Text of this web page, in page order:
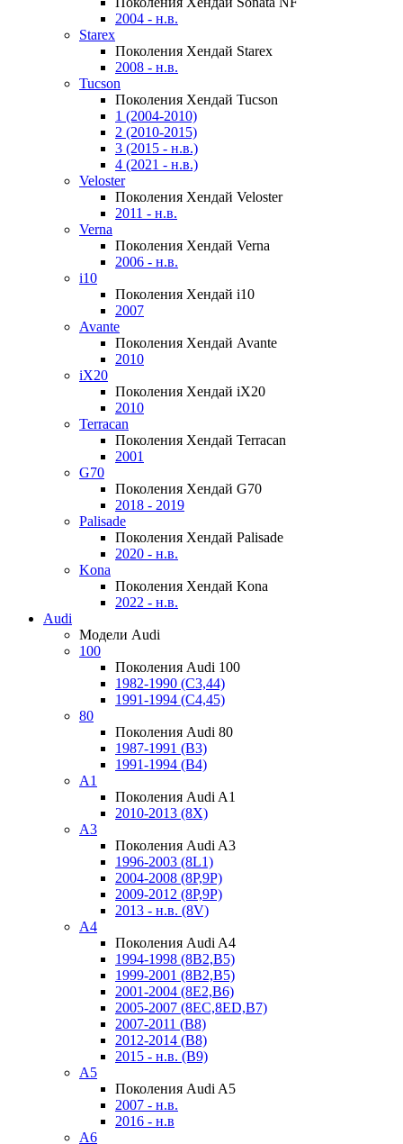
2004 - н.в.
Starex
Поколения Хендай Starex
2008 - н.в.
Tucson
Поколения Хендай Tucson
1 (2004-2010)
2 (2010-2015)
3 (2015 - н.в.)
4 (2021 - н.в.)
Veloster
Поколения Хендай Veloster
2011 - н.в.
Verna
Поколения Хендай Verna
2006 - н.в.
i10
Поколения Хендай i10
2007
Avante
Поколения Хендай Avante
2010
iX20
Поколения Хендай iX20
2010
Terracan
Поколения Хендай Terracan
2001
G70
Поколения Хендай G70
2018 - 2019
Palisade
Поколения Хендай Palisade
2020 - н.в.
Kona
Поколения Хендай Kona
2022 - н.в.
Audi
Модели Audi
100
Поколения Audi 100
1982-1990 (С3,44)
1991-1994 (С4,45)
80
Поколения Audi 80
1987-1991 (B3)
1991-1994 (B4)
A1
Поколения Audi A1
2010-2013 (8X)
A3
Поколения Audi A3
1996-2003 (8L1)
2004-2008 (8P,9P)
2009-2012 (8P,9P)
2013 - н.в. (8V)
A4
Поколения Audi A4
1994-1998 (8B2,B5)
1999-2001 (8B2,B5)
2001-2004 (8E2,B6)
2005-2007 (8EC,8ED,B7)
2007-2011 (B8)
2012-2014 (B8)
2015 - н.в. (B9)
A5
Поколения Audi A5
2007 - н.в.
2016 - н.в
A6